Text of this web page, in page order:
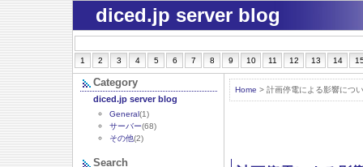
diced.jp server blog
1 2 3 4 5 6 7 8 9 10 11 12 13 14
Home > 計画停電による影響につ
Category
diced.jp server blog
General(1)
サーバー(68)
その他(2)
Search